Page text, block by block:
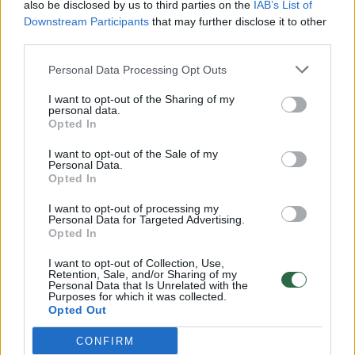
also be disclosed by us to third parties on the IAB’s List of
Downstream Participants that may further disclose it to other
Personal Data Processing Opt Outs
I want to opt-out of the Sharing of my
personal data.
Opted In
I want to opt-out of the Sale of my
Personal Data.
Opted In
I want to opt-out of processing my
Personal Data for Targeted Advertising.
Opted In
I want to opt-out of Collection, Use,
Retention, Sale, and/or Sharing of my
Personal Data that Is Unrelated with the
Purposes for which it was collected.
Opted Out
CONFIRM
Žinios | Lietuvos diena
Savaitės vidurys nusimato karštas: temperatūra kils iki
Žinios | Orai
00:15:54
V. Zalužno pasisakymą laiko bandymu įsitvirtinti
Ukrainos politikoje: jis yra neteisus
Laidos | Nauja diena
Nufilmavo, kaip patvino Vilniaus Vakarinis aplinkkelis:
vaizdas pribloškia
Žinios | Lietuvos diena